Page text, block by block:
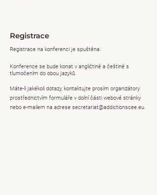
Registrace
Registrace na konferenci je spuštěna.
Konference se bude konat v angličtině a češtině s
tlumočením do obou jazyků.
Máte-li jakékoli dotazy, kontaktujte prosím organizátory
prostřednictvím formuláře v dolní části webové stránky
nebo e-mailem na adrese secretariat@addictionscee.eu.